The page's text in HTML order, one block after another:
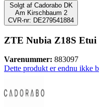
Solgt af Cadorabo DK
Am Kirschbaum 2
CVR-nr: DE279541884
ZTE Nubia Z18S Etui
Varenummer: 883097
Dette produkt er endnu ikke